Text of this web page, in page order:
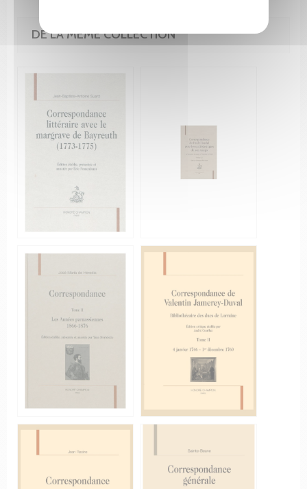
DE LA MÊME COLLECTION